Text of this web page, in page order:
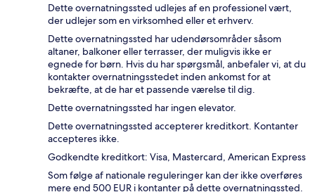
Dette overnatningssted udlejes af en professionel vært,
der udlejer som en virksomhed eller et erhverv.
Dette overnatningssted har udendørsområder såsom
altaner, balkoner eller terrasser, der muligvis ikke er
egnede for børn. Hvis du har spørgsmål, anbefaler vi, at du
kontakter overnatningsstedet inden ankomst for at
bekræfte, at de har et passende værelse til dig.
Dette overnatningssted har ingen elevator.
Dette overnatningssted accepterer kreditkort. Kontanter
accepteres ikke.
Godkendte kreditkort: Visa, Mastercard, American Express
Som følge af nationale reguleringer kan der ikke overføres
mere end 500 EUR i kontanter på dette overnatningssted.